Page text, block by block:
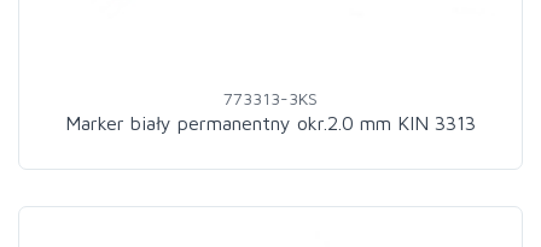
773313-3KS
Marker biały permanentny okr.2.0 mm KIN 3313